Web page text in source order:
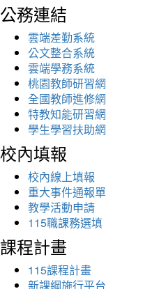
公務連結
雲端差勤系統
公文整合系統
雲端學務系統
桃園教師研習網
全國教師進修網
特教知能研習網
學生學習扶助網
校內填報
校內線上填報
重大事件通報單
教學活動申請
115職課務選填
課程計畫
115課程計畫
新課綱施行平台